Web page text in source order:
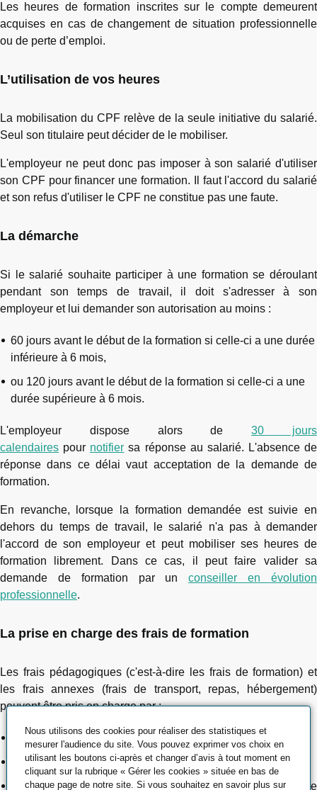
Les heures de formation inscrites sur le compte demeurent
acquises en cas de changement de situation professionnelle
ou de perte d’emploi.
L’utilisation de vos heures
La mobilisation du CPF relève de la seule initiative du salarié.
Seul son titulaire peut décider de le mobiliser.
L'employeur ne peut donc pas imposer à son salarié d'utiliser
son CPF pour financer une formation. Il faut l'accord du salarié
et son refus d'utiliser le CPF ne constitue pas une faute.
La démarche
Si le salarié souhaite participer à une formation se déroulant
pendant son temps de travail, il doit s'adresser à son
employeur et lui demander son autorisation au moins :
60 jours avant le début de la formation si celle-ci a une durée
inférieure à 6 mois,
ou 120 jours avant le début de la formation si celle-ci a une
durée supérieure à 6 mois.
L'employeur dispose alors de30 jours
calendaires pour notifier sa réponse au salarié. L'absence de
réponse dans ce délai vaut acceptation de la demande de
formation.
En revanche, lorsque la formation demandée est suivie en
dehors du temps de travail, le salarié n'a pas à demander
l'accord de son employeur et peut mobiliser ses heures de
formation librement. Dans ce cas, il peut faire valider sa
demande de formation par unconseiller en évolution
professionnelle.
La prise en charge des frais de formation
Les frais pédagogiques (c'est-à-dire les frais de formation) et
les frais annexes (frais de transport, repas, hébergement)
peuvent être pris en charge par :
l'OPCA collectant la contribution reversée par l'entreprise,
ou l'OPACIF,
ou directement par l'entreprise elle-même si celle-ci consacre
Nous utilisons des cookies pour réaliser des statistiques et
mesurer l'audience du site. Vous pouvez exprimer vos choix en
utilisant les boutons ci-après et changer d’avis à tout moment en
cliquant sur la rubrique « Gérer les cookies » située en bas de
chaque page de notre site. Si vous souhaitez en savoir plus sur